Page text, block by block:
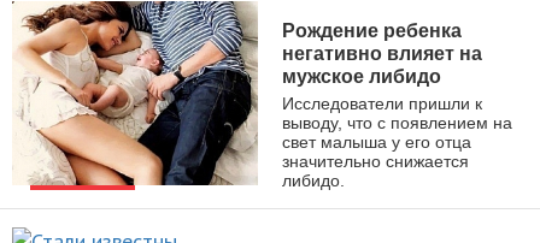
Рождение ребенка
негативно влияет на
мужское либидо
Исследователи пришли к
выводу, что с появлением на
свет малыша у его отца
значительно снижается
либидо.